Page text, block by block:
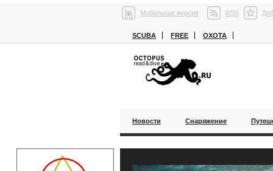
Мобильная версия RSS
SCUBA FREE ОХОТА
Новости Снаряжение